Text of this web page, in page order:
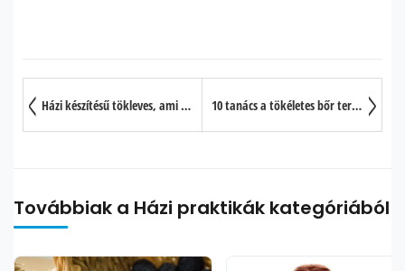
Házi készítésű tökleves, ami szembeszáll rákkal és javítja a látást 10 tanács a tökéletes bőr természetes eléréséhez
Továbbiak a Házi praktikák kategóriából